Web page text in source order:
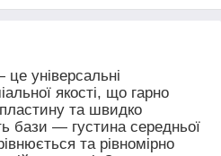
універсальні
якості, що гарно
та швидко
бази — густина середньої
та рівномірно